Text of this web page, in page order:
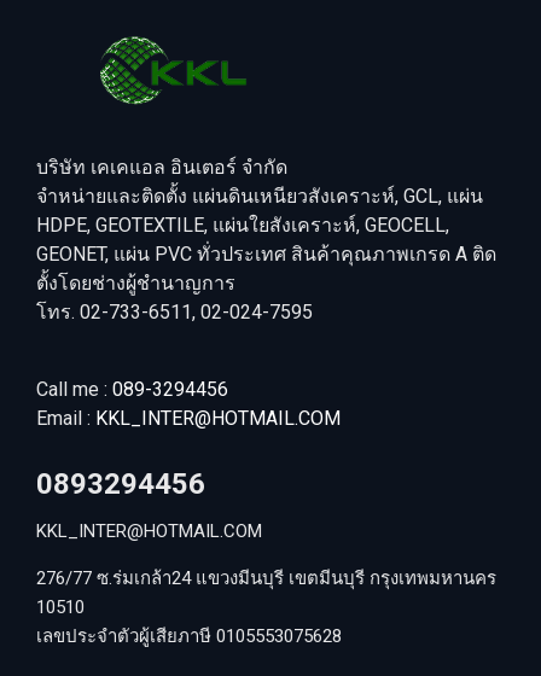
บริษัท เคเคแอล อินเตอร์ จำกัด
จำหน่ายและติดตั้ง แผ่นดินเหนียวสังเคราะห์, GCL, แผ่น
HDPE, GEOTEXTILE, แผ่นใยสังเคราะห์, GEOCELL,
GEONET, แผ่น PVC ทั่วประเทศ สินค้าคุณภาพเกรด A ติด
ตั้งโดยช่างผู้ชำนาญการ
โทร. 02-733-6511, 02-024-7595
Call me : 089-3294456
Email : KKL_INTER@HOTMAIL.COM
0893294456
KKL_INTER@HOTMAIL.COM
276/77 ซ.ร่มเกล้า24 แขวงมีนบุรี เขตมีนบุรี กรุงเทพมหานคร
10510
เลขประจำตัวผู้เสียภาษี 0105553075628